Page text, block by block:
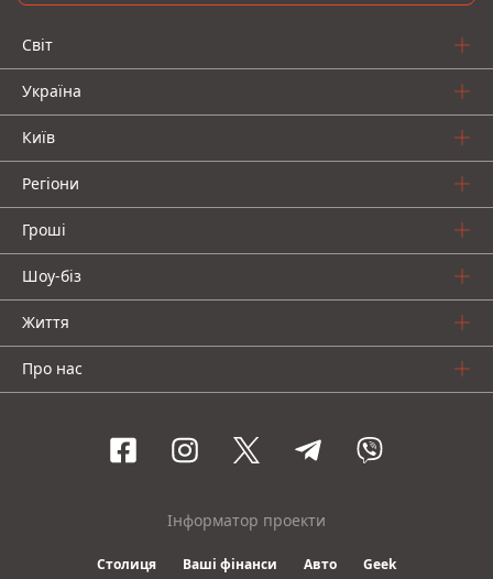
Світ
Україна
Київ
Регіони
Гроші
Шоу-біз
Життя
Про нас
Інформатор проекти
Столиця Ваші фінанси Авто Geek